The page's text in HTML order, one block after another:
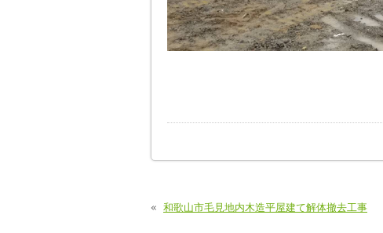
« 和歌山市毛見地内木造平屋建て解体撤去工事